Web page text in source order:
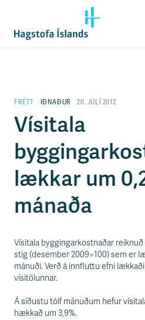
FRÉTT IÐNAÐUR 20. JÚLÍ 2012
Vísitala
lækkar um
mánaða
Vísitala byggingarkostnaðar reiknuð
stig (desember 2009=100) sem er
mánuði. Verð á innfluttu efni
vísitölunnar.
Á síðustu tólf mánuðum hefur
hækkað um 3,9%.